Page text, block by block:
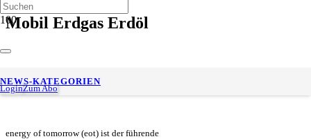
LoginZum Abo
NEWS-KATEGORIEN
Mobil Erdgas Erdöl
ExxonMobil in Deutschland: Frank Kretschmer übernimmt
Vorstandsvorsitz
energy of tomorrow (eot) ist der führende